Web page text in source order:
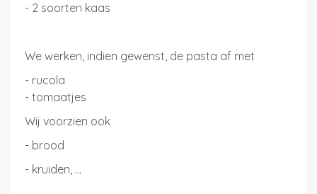
- 2 soorten kaas
We werken, indien gewenst, de pasta af met
- rucola
- tomaatjes
Wij voorzien ook
- brood
- kruiden, ...